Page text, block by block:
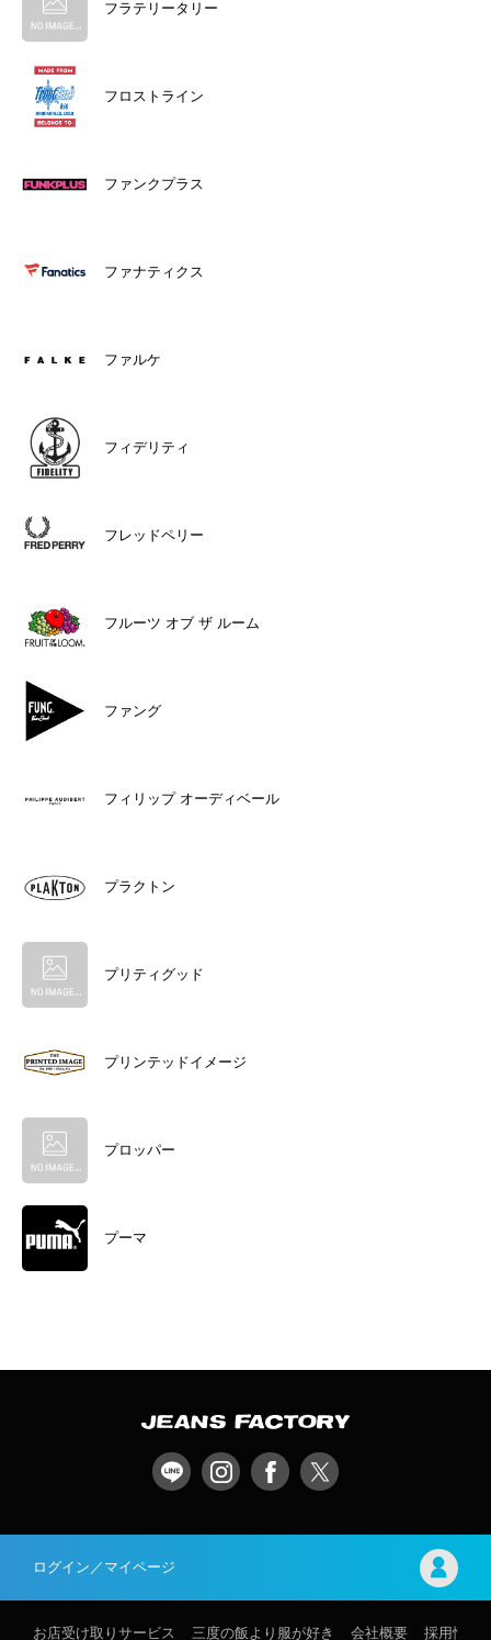
フラテリータリー
フロストライン
ファンクプラス
ファナティクス
ファルケ
フィデリティ
フレッドペリー
フルーツ オブ ザ ルーム
ファング
フィリップ オーディベール
プラクトン
プリティグッド
プリンテッドイメージ
プロッパー
プーマ
ログイン／マイページ
お店受け取りサービス 三度の飯より服が好き 会社概要 採用情報